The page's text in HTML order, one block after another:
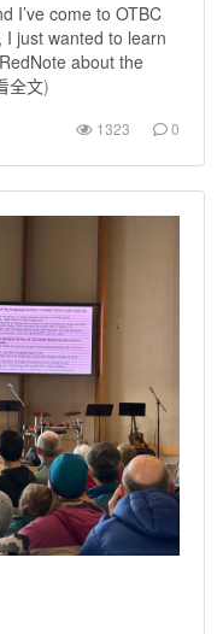
I’ve come to OTBC
just wanted to learn
about the
全文)
1323 0